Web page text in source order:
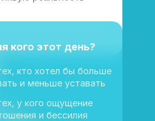
кого этот день?
кто хотел бы больше
и меньше уставать
у кого ощущение
и бессилия